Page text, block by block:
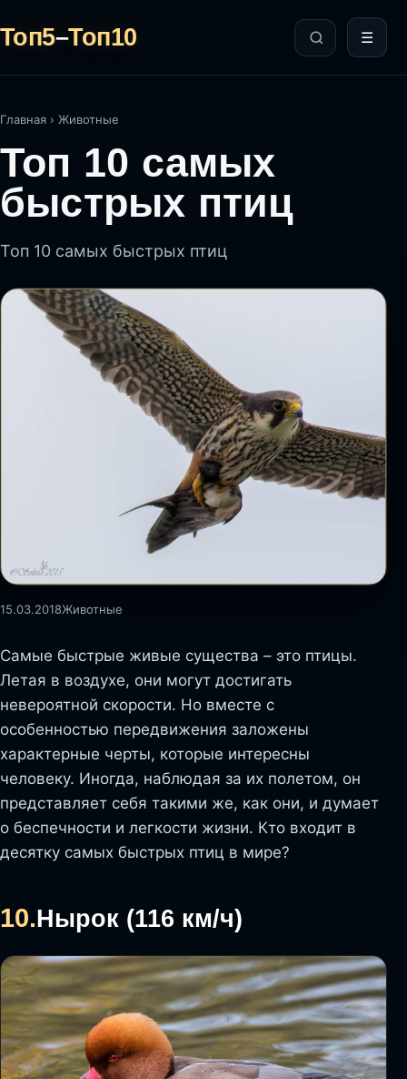
Топ5–Топ10 ☰
Главная › Животные
Топ 10 самых
быстрых птиц
Топ 10 самых быстрых птиц
15.03.2018Животные
Самые быстрые живые существа – это птицы.
Летая в воздухе, они могут достигать
невероятной скорости. Но вместе с
особенностью передвижения заложены
характерные черты, которые интересны
человеку. Иногда, наблюдая за их полетом, он
представляет себя такими же, как они, и думает
о беспечности и легкости жизни. Кто входит в
десятку самых быстрых птиц в мире?
10.Нырок (116 км/ч)